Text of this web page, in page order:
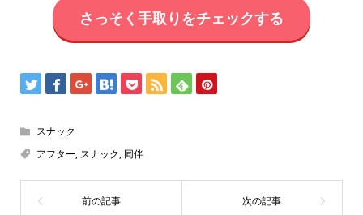
さっそく手取りをチェックする
スナック
アフター, スナック, 同伴